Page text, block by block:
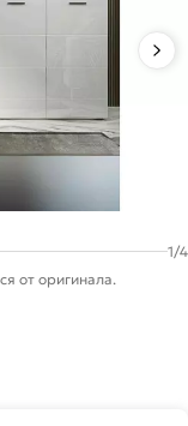
1/4
от оригинала.